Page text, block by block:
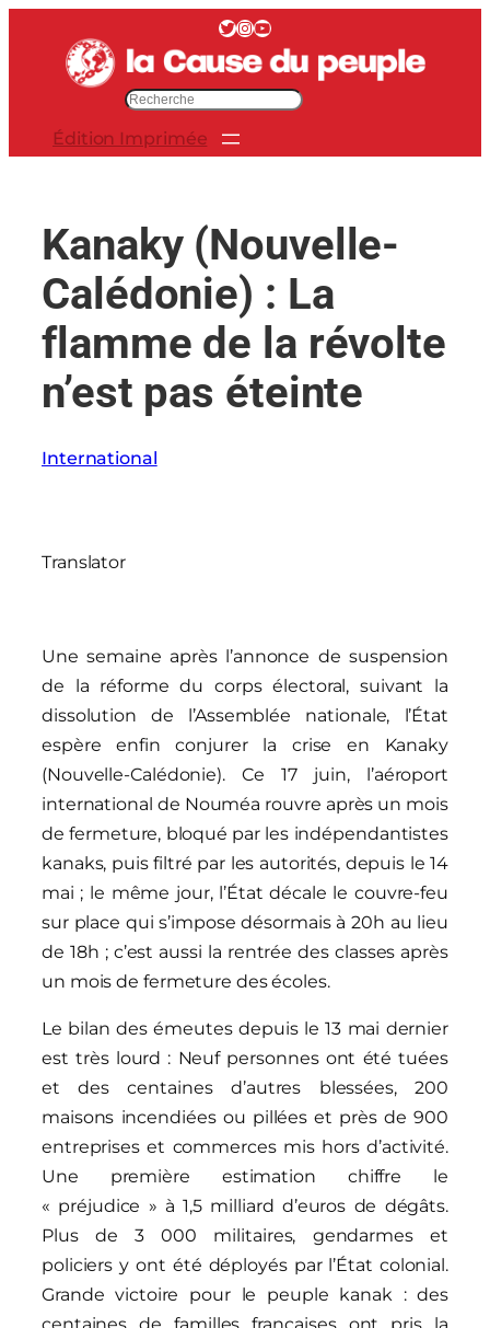
contenu
Twitter InstagramYouTube
e
Édition Imprimée
Kanaky (Nouvelle-
Calédonie) : La
flamme de la révolte
n’est pas éteinte
International
Translator
Une semaine après l’annonce de suspension
de la réforme du corps électoral, suivant la
dissolution de l’Assemblée nationale, l’État
espère enfin conjurer la crise en Kanaky
(Nouvelle-Calédonie). Ce 17 juin, l’aéroport
international de Nouméa rouvre après un mois
de fermeture, bloqué par les indépendantistes
kanaks, puis filtré par les autorités, depuis le 14
mai ; le même jour, l’État décale le couvre-feu
sur place qui s’impose désormais à 20h au lieu
de 18h ; c’est aussi la rentrée des classes après
un mois de fermeture des écoles.
Le bilan des émeutes depuis le 13 mai dernier
est très lourd : Neuf personnes ont été tuées
et des centaines d’autres blessées, 200
maisons incendiées ou pillées et près de 900
entreprises et commerces mis hors d’activité.
Une première estimation chiffre le
« préjudice » à 1,5 milliard d’euros de dégâts.
Plus de 3 000 militaires, gendarmes et
policiers y ont été déployés par l’État colonial.
Grande victoire pour le peuple kanak : des